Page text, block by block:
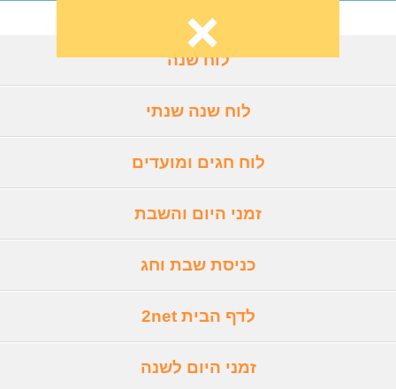
לוח שנה
לוח שנה שנתי
לוח חגים ומועדים
זמני היום והשבת
כניסת שבת וחג
לדף הבית 2net
זמני היום לשנה